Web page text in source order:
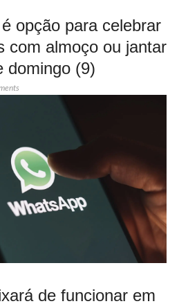
opção para celebrar
com almoço ou jantar
domingo (9)
de funcionar em